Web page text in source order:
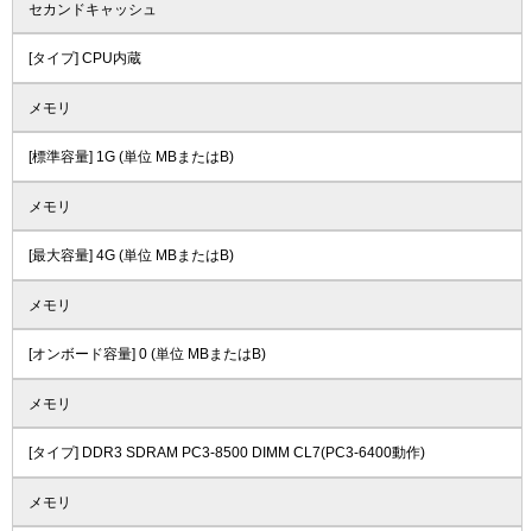
セカンドキャッシュ
[タイプ] CPU内蔵
メモリ
[標準容量] 1G (単位 MBまたはB)
メモリ
[最大容量] 4G (単位 MBまたはB)
メモリ
[オンボード容量] 0 (単位 MBまたはB)
メモリ
[タイプ] DDR3 SDRAM PC3-8500 DIMM CL7(PC3-6400動作)
メモリ